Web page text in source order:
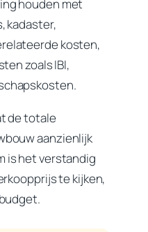
houden met
kadaster,
kosten,
zoals IBI,
de totale
aanzienlijk
is het verstandig
te kijken,